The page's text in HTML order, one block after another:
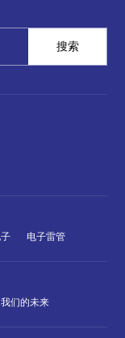
电子雷管
我们的未来